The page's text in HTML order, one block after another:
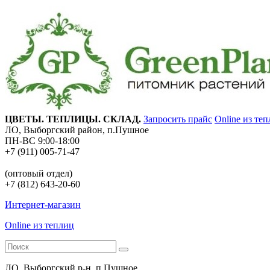
ЦВЕТЫ. ТЕПЛИЦЫ. СКЛАД. Запросить прайс Online из
ЛО, Выборгский район, п.Пушное
ПН-ВС 9:00-18:00
+7 (911) 005-71-47
(оптовый отдел)
+7 (812) 643-20-60
Интернет-магазин
Online из теплиц
ЛО, Выборгский р-н, п.Пушное